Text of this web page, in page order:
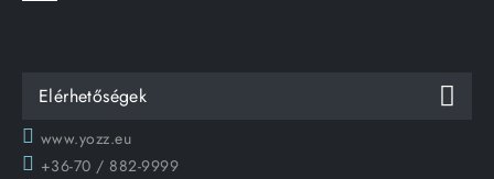
Elérhetőségek
www.yozz.eu
+36-70 / 882-9999